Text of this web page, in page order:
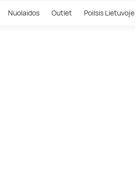
Nuolaidos Outlet Poilsis Lietuvoje